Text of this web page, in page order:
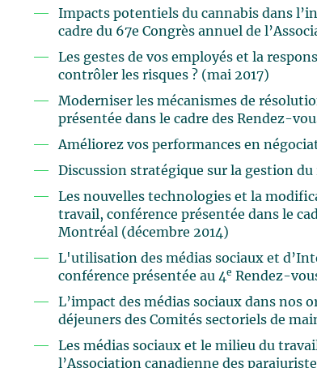
Impacts potentiels du cannabis dans
cadre du 67e Congrès annuel de
Les gestes de vos employés et la
contrôler les risques ? (mai 2017)
Moderniser les mécanismes de
présentée dans le cadre des Rendez-
Améliorez vos performances en
Discussion stratégique sur la gestion
Les nouvelles technologies et la
travail, conférence présentée dans le
Montréal (décembre 2014)
L'utilisation des médias sociaux et
conférence présentée au 4e Rendez-
L’impact des médias sociaux dans
déjeuners des Comités sectoriels de
Les médias sociaux et le milieu du
l’Association canadienne des